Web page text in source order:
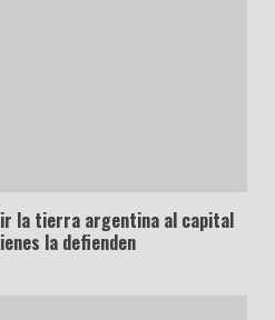
la tierra argentina al capital
la defienden